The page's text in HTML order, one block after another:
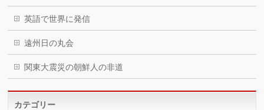
英語で世界に発信
遠州日の丸会
関東大震災の朝鮮人の非道
カテゴリー